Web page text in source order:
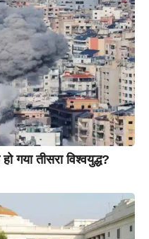
गया तीसरा विश्वयुद्ध?